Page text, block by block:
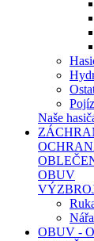
Naše
OBUV
OBUV -